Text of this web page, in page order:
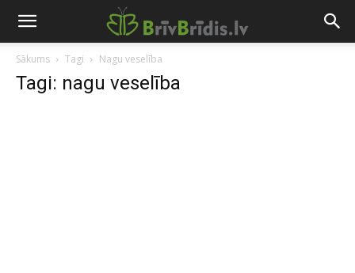
Sākums Tagi Nagu veselība
Tagi: nagu veselība